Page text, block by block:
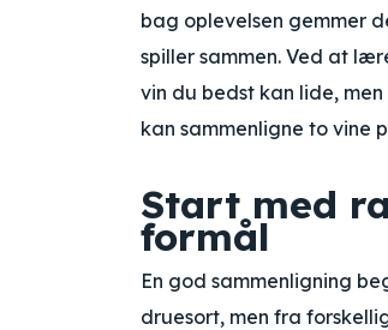
bag oplevelsen gemmer
spiller sammen. Ved at
vin du bedst kan lide,
kan sammenligne to vine
Start med
formål
En god sammenligning
druesort, men fra